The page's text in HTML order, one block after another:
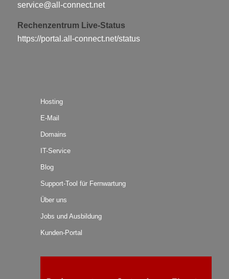
service@all-connect.net
Rechenzentrum Live-Status
https://portal.all-connect.net/status
Hosting
E-Mail
Domains
IT-Service
Blog
Support-Tool für Fernwartung
Über uns
Jobs und Ausbildung
Kunden-Portal